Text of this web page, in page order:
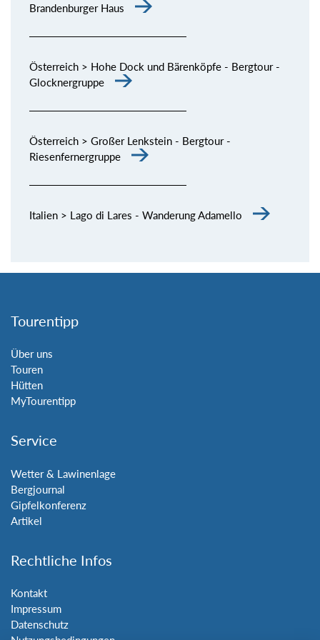
Brandenburger Haus
Österreich > Hohe Dock und Bärenköpfe - Bergtour -
Glocknergruppe
Österreich > Großer Lenkstein - Bergtour -
Riesenfernergruppe
Italien > Lago di Lares - Wanderung Adamello
Tourentipp
Über uns
Touren
Hütten
MyTourentipp
Service
Wetter & Lawinenlage
Bergjournal
Gipfelkonferenz
Artikel
Rechtliche Infos
Kontakt
Impressum
Datenschutz